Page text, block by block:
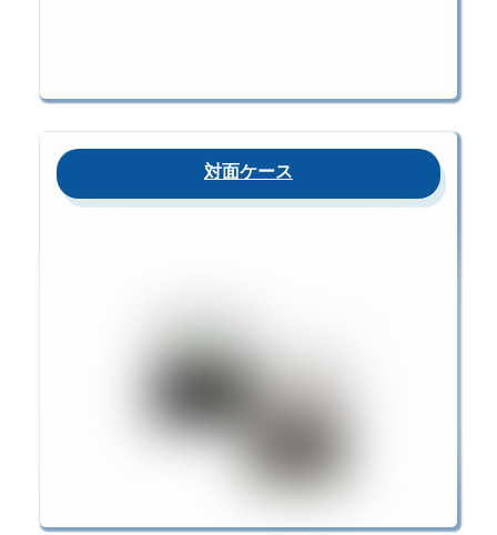
対面ケース